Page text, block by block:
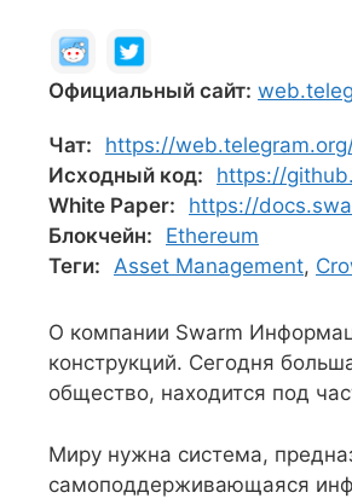
Официальный сайт:
Чат:
https://
Исходный код:
https://
White Paper:
https://
Блокчейн:
Ethereum
Теги: Asset Management,
О компании Swarm
конструкций. Сегодня
общество, находится под
Миру нужна система,
самоподдерживающаяся